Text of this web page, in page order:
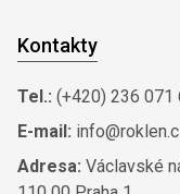
Kontakty
Tel.: (+420) 236 071
E-mail:
Adresa: Václavské